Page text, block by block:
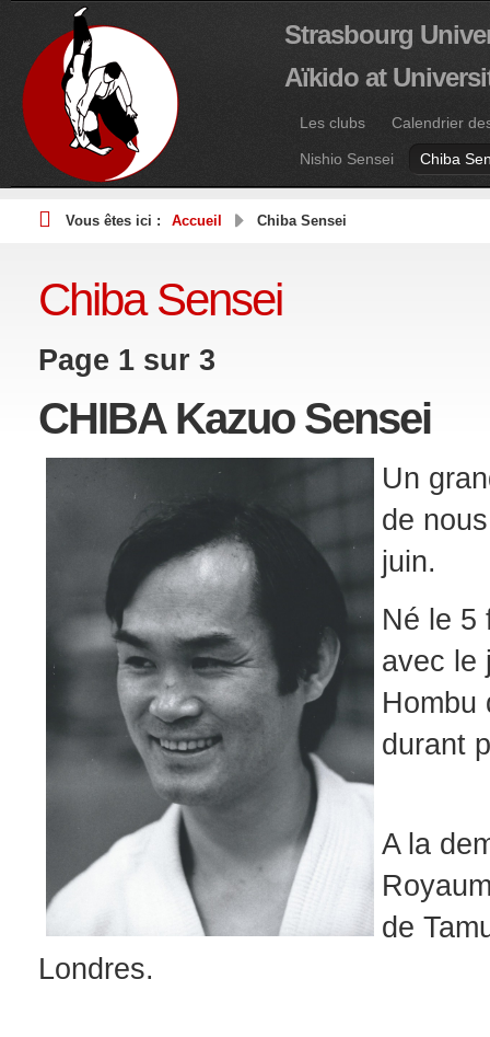
Strasbourg
Aïkido at
Les clubs Calendrier
Nishio Sensei Chiba
Vous êtes ici : Accueil Chiba Sensei
Chiba Sensei
Page 1 sur 3
CHIBA Kazuo Sensei
Un
de
juin.
Né le 5
avec le
Hombu
durant
A la
de
Londres.